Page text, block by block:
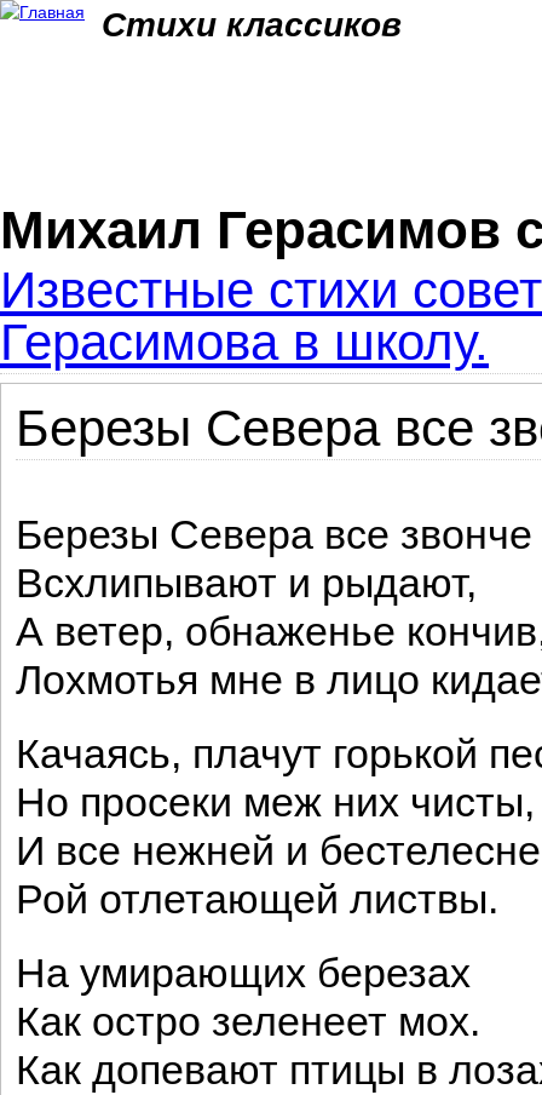
Стихи классиков
Михаил Герасимов
Известные стихи
Герасимова в школу.
Березы Севера все
Березы Севера все звонче
Всхлипывают и рыдают,
А ветер, обнаженье
Лохмотья мне в лицо
Качаясь, плачут горькой
Но просеки меж них чисты,
И все нежней и
Рой отлетающей листвы.
На умирающих березах
Как остро зеленеет мох.
Как допевают птицы в